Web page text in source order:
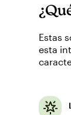
Estas
esta